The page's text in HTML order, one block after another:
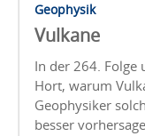
Geophysik
Vulkane
In der 264. Folge
Hort, warum
Geophysiker
besser